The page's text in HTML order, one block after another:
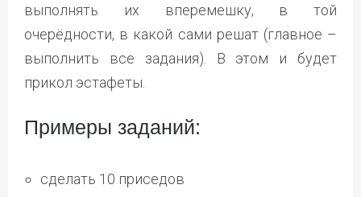
выполнять их вперемешку, в той
очерёдности, в какой сами решат (главное –
выполнить все задания). В этом и будет
прикол эстафеты.
Примеры заданий:
сделать 10 приседов